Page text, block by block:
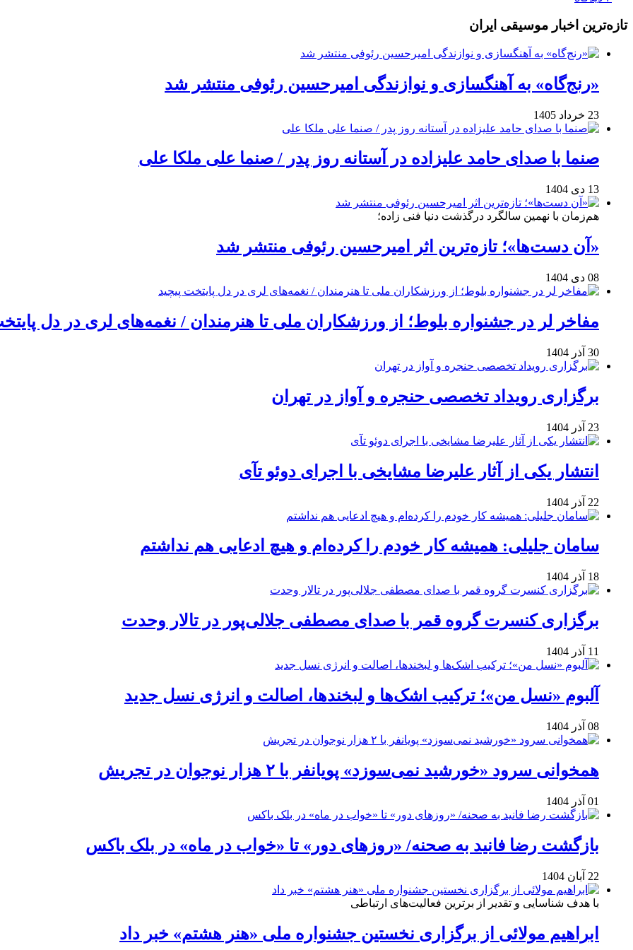
تازه‌ترین اخبار موسیقی ایران
«رنج‌گاه» به آهنگسازی و نوازندگی امیرحسین رئوفی منتشر شد
23 خرداد 1405
صنما با صدای حامد علیزاده در آستانه روز پدر / صنما علی ملکا علی
13 دی 1404
هم‌زمان با نهمین سالگرد درگذشت دنیا فنی زاده؛
«آن دست‌ها»؛ تازه‌ترین اثر امیرحسین رئوفی منتشر شد
08 دی 1404
مفاخر لر در جشنواره بلوط؛ از ورزشکاران ملی تا هنرمندان / نغمه‌های لری در دل
30 آذر 1404
برگزاری رویداد تخصصی حنجره و آواز در تهران
23 آذر 1404
انتشار یکی از آثار علیرضا مشایخی با اجرای دوئو تآی
22 آذر 1404
سامان جلیلی: همیشه کار خودم را کرده‌ام و هیچ ادعایی هم نداشتم
18 آذر 1404
برگزاری کنسرت گروه قمر با صدای مصطفی جلالی‌پور در تالار وحدت
11 آذر 1404
آلبوم «نسل من»؛ ترکیب اشک‌ها و لبخندها، اصالت و انرژی نسل جدید
08 آذر 1404
همخوانی سرود «خورشید نمی‌سوزد» پویانفر با ۲ هزار نوجوان در تجریش
01 آذر 1404
بازگشت رضا فانید به صحنه/ «روزهای دور» تا «خواب در ماه» در بلک باکس
22 آبان 1404
با هدف شناسایی و تقدیر از برترین فعالیت‌های ارتباطی
ابراهیم مولائی از برگزاری نخستین جشنواره ملی «هنر هشتم» خبر داد